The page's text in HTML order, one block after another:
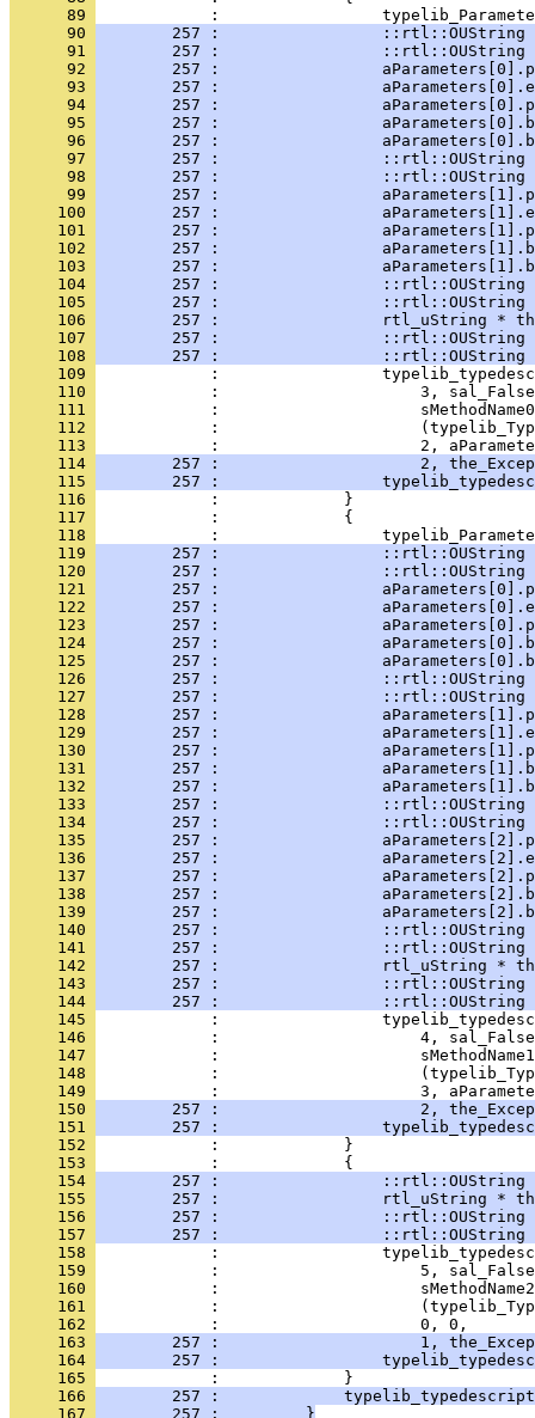
      89
      90
257 :
      91
257 :                 ::rtl::OUString
      92
257 :
      93
257 :
      94
257 :
      95
257 :
      96
257 :
      97
257 :                 ::rtl::OUString
      98
257 :
      99
257 :
     100
257 :
     101
257 :
     102
257 :
     103
257 :
     104
257 :
     105
257 :
     106
257 :                 rtl_uString *
     107
257 :
     108
257 :
     109
     110
     111
     112
     113
     114
257 :                     2,
     115
257 :
     116
     117
     118
     119
257 :
     120
257 :                 ::rtl::OUString
     121
257 :
     122
257 :
     123
257 :
     124
257 :
     125
257 :
     126
257 :                 ::rtl::OUString
     127
257 :                 ::rtl::OUString
     128
257 :
     129
257 :
     130
257 :
     131
257 :
     132
257 :
     133
257 :                 ::rtl::OUString
     134
257 :
     135
257 :
     136
257 :
     137
257 :
     138
257 :
     139
257 :
     140
257 :
     141
257 :
     142
257 :                 rtl_uString *
     143
257 :
     144
257 :
     145
     146
     147
     148
     149
     150
257 :                     2,
     151
257 :
     152
     153
     154
257 :
     155
257 :                 rtl_uString *
     156
257 :                 ::rtl::OUString
     157
257 :
     158
     159
     160
     161
     162
     163
257 :                     1,
     164
257 :
     165
     166
257 :
     167
        257 :         }